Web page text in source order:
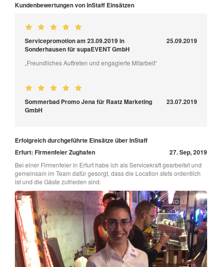
Kundenbewertungen von InStaff Einsätzen
Servicepromotion am 23.09.2019 in
Sonderhausen für supaEVENT GmbH
25.09.2019
„Freundliches Auftreten und engagierte Mitarbeit“
Sommerbad Promo Jena für Raatz Marketing
GmbH
23.07.2019
Erfolgreich durchgeführte Einsätze über InStaff
Erfurt: Firmenfeier Zughafen
27. Sep, 2019
Bei einer Firmenfeier in Erfurt habe ich als Servicekraft gearbeitet und
gemeinsam im Team dafür gesorgt, dass die Location stets ordentlich
ist und die Gäste zufrieden sind.